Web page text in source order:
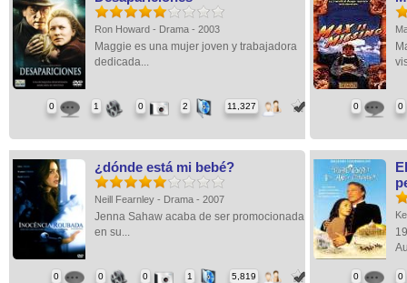
Ron Howard - Drama - 2003
Maggie es una mujer joven y trabajadora
dedicada...
0 1 0 2 11,327 0 0
¿dónde está mi bebé?
Neill Fearnley - Drama - 2007
Jenna Sahaw acaba de ser promocionada
en su...
0 0 0 1 5,819 0 0